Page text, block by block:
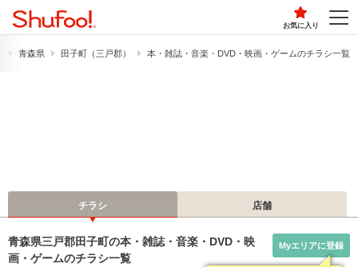
お気に入り
青森県 田子町（三戸郡） 本・雑誌・音楽・DVD・映画・ゲームのチラシ一覧
チラシ 店舗
青森県三戸郡田子町の本・雑誌・音楽・DVD・映
画・ゲームのチラシ一覧
Myエリアに登録